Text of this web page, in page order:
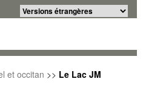
et occitan >> Le Lac JM